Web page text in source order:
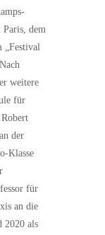
dem
„Festival
weitere
für
der
Klasse
für
an die
2020 als